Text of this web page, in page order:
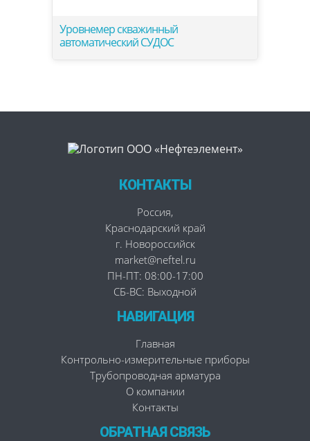
Уровнемер скважинный
автоматический СУДОС
КОНТАКТЫ
Россия,
Краснодарский край
г. Новороссийск
market@neftel.ru
ПН-ПТ: 08:00-17:00
СБ-ВС: Выходной
НАВИГАЦИЯ
Главная
Контрольно-измерительные приборы
Трубопроводная арматура
О компании
Контакты
ОБРАТНАЯ СВЯЗЬ